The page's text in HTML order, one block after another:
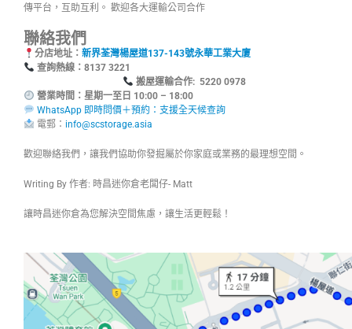
傳平台，互助互利。 歡迎各大運輸公司合作
聯絡我們
分店地址： 新界荃灣楊屋道137-143號永華工業大廈
查詢熱線：
搬屋運輸合作: 5220 0978
營業時間：星期一至日 10:00 – 18:00
WhatsApp 即時問價＋預約：支援全天候查詢
電郵： info@scstorage.asia
歡迎聯絡我們，讓我們協助你發掘屬於你家庭或業務的最理想空間。
Writing By 作者: 時昌迷你倉老闆仔- Matt
讓時昌迷你倉為您解決空間焦慮，讓生活更輕鬆！